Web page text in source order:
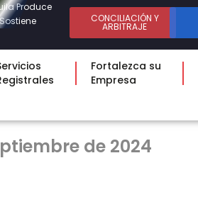
Produce
CONCILIACIÓN Y
ARBITRAJE
Fortalezca su
Empresa
de 2024